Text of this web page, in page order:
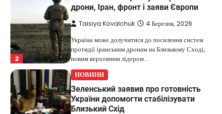
2
дрони, Іран, фронт і заяви Європи
Taisiya Kovalchuk 4 Березня, 2026
Україна може долучитися до посилення систем
протидії іранським дронам на Близькому Сході,
новим верховним лідером…
НОВИНИ
Зеленський заявив про готовність
України допомогти стабілізувати
Близький Схід